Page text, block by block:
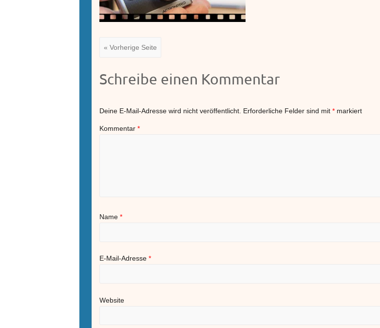
« Vorherige Seite
Schreibe einen Kommentar
Deine E-Mail-Adresse wird nicht veröffentlicht. Erforderliche Felder sind mit* markiert
Kommentar*
Name*
E-Mail-Adresse*
Website